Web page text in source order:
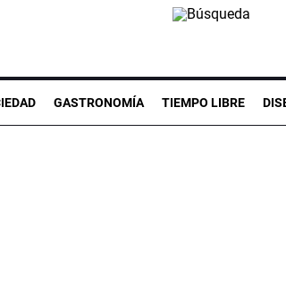
GASTRONOMÍA TIEMPO LIBRE